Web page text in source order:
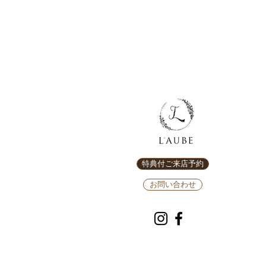
特典付ご来店予約
お問い合わせ